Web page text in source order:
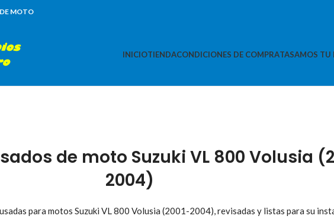
MOTO
INICIOTIENDACONDICIONES DE COMPRATASAMOS TU
de moto Suzuki VL 800 Volusia
2004)
para motos Suzuki VL 800 Volusia (2001-2004), revisadas y listas para su